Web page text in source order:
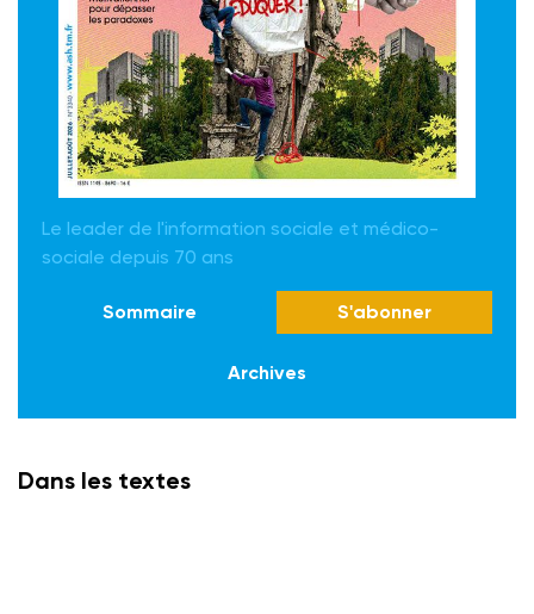
Le leader de l'information sociale et médico-
sociale depuis 70 ans
Sommaire S'abonner
Archives
Dans les textes